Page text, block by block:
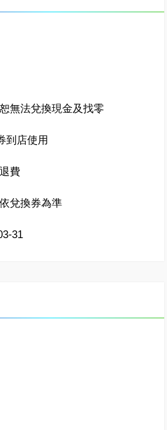
無法兌換現金及找零
到店使用
費
兌換券為準
31